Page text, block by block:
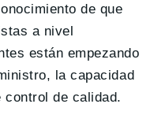
de que
a nivel
están empezando
la capacidad
de calidad.